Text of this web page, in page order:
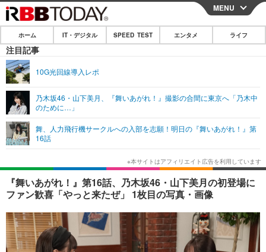
CLOSE
ホーム
IT・デジタル
ネタ
ショッピング その他
SPEED TEST
エンタメ
エンタメTOP
韓国・芸能
音楽 スポーツ
ショッピング その他
ライフ
ライフTOP グルメ
ペット ショッピング
その他
リリース一覧
プッシュ通知の停止方法
MENU
ホーム IT・デジタル SPEED TEST エンタメ ライフ
注目記事
10G光回線導入レポ
乃木坂46・山下美月、『舞いあがれ！』撮影の合間に東京へ「乃木中
のために…」
舞、人力飛行機サークルへの入部を志願！明日の『舞いあがれ！』第
16話
『舞いあがれ！』第16話、乃木坂46・山下美月の初登場に
ファン歓喜「やっと来たぜ」 1枚目の写真・画像